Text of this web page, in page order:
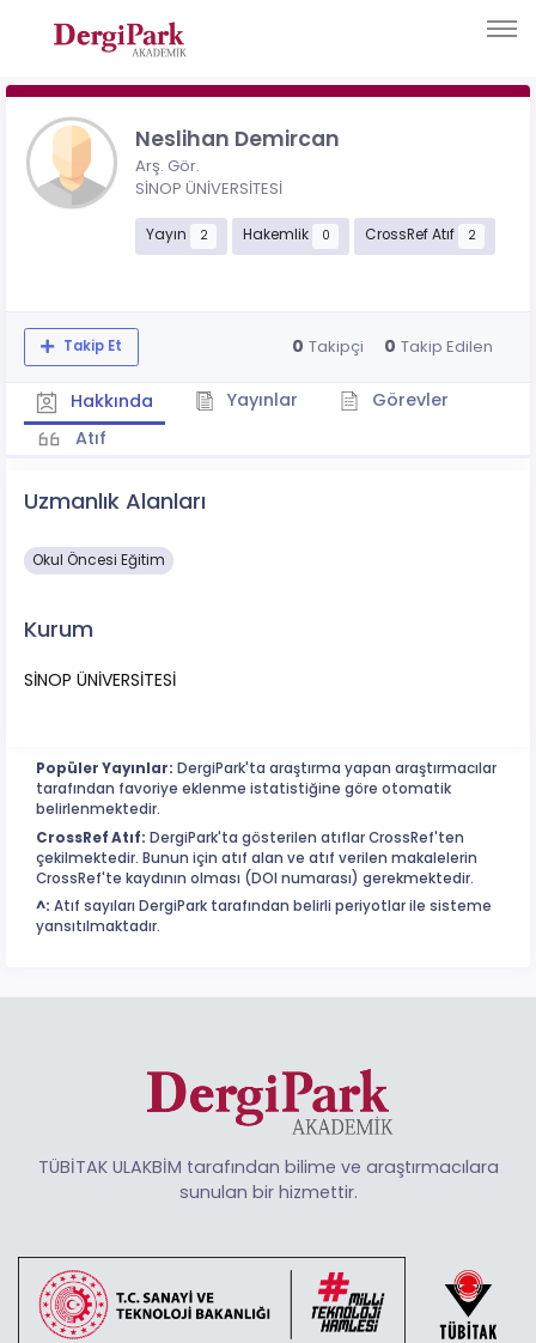
Neslihan Demircan
Arş. Gör.
SİNOP ÜNİVERSİTESİ
Yayın 2 Hakemlik 0 CrossRef Atıf 2
Takip Et 0 Takipçi 0 Takip Edilen
Hakkında Yayınlar
Görevler
Atıf
Uzmanlık Alanları
Okul Öncesi Eğitim
Kurum
SİNOP ÜNİVERSİTESİ
Popüler Yayınlar: DergiPark'ta araştırma yapan araştırmacılar
tarafından favoriye eklenme istatistiğine göre otomatik
belirlenmektedir.
CrossRef Atıf: DergiPark'ta gösterilen atıflar CrossRef'ten
çekilmektedir. Bunun için atıf alan ve atıf verilen makalelerin
CrossRef'te kaydının olması (DOI numarası) gerekmektedir.
^: Atıf sayıları DergiPark tarafından belirli periyotlar ile sisteme
yansıtılmaktadır.
TÜBİTAK ULAKBİM tarafından bilime ve araştırmacılara
sunulan bir hizmettir.